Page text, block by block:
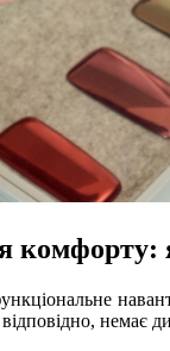
комфорту:
немає